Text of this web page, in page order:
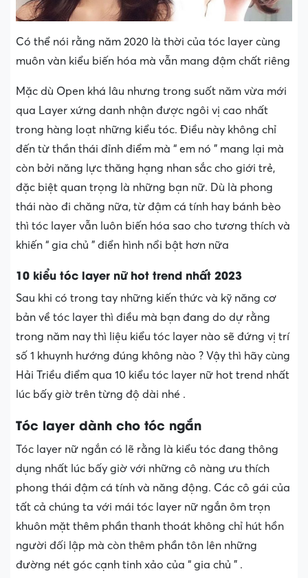
Có thể nói rằng năm 2020 là thời của tóc layer cùng
muôn vàn kiểu biến hóa mà vẫn mang đậm chất riêng
Mặc dù Open khá lâu nhưng trong suốt năm vừa mới
qua Layer xứng danh nhận được ngôi vị cao nhất
trong hàng loạt những kiểu tóc. Điều này không chỉ
đến từ thần thái đỉnh điểm mà “ em nó ” mang lại mà
còn bởi năng lực thăng hạng nhan sắc cho giới trẻ,
đặc biệt quan trọng là những bạn nữ. Dù là phong
thái nào đi chăng nữa, từ đậm cá tính hay bánh bèo
thì tóc layer vẫn luôn biến hóa sao cho tương thích và
khiến “ gia chủ ” điển hình nổi bật hơn nữa
10 kiểu tóc layer nữ hot trend nhất 2023
Sau khi có trong tay những kiến thức và kỹ năng cơ
bản về tóc layer thì điều mà bạn đang do dự rằng
trong năm nay thì liệu kiểu tóc layer nào sẽ đứng vị trí
số 1 khuynh hướng đúng không nào ? Vậy thì hãy cùng
Hải Triều điểm qua 10 kiểu tóc layer nữ hot trend nhất
lúc bấy giờ trên từng độ dài nhé .
Tóc layer dành cho tóc ngắn
Tóc layer nữ ngắn có lẽ rằng là kiểu tóc đang thông
dụng nhất lúc bấy giờ với những cô nàng ưu thích
phong thái đậm cá tính và năng động. Các cô gái của
tất cả chúng ta với mái tóc layer nữ ngắn ôm trọn
khuôn mặt thêm phần thanh thoát không chỉ hút hồn
người đối lập mà còn thêm phần tôn lên những
đường nét góc cạnh tinh xảo của “ gia chủ ” .